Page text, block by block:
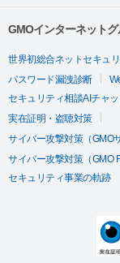
GMOインターネット
世界初総合ネットセキュ
パスワード漏洩診断
セキュリティ相談AIチャッ
実在証明・盗聴対策
サイバー攻撃対策（GMO
サイバー攻撃対策（GMO
セキュリティ事業の軌跡